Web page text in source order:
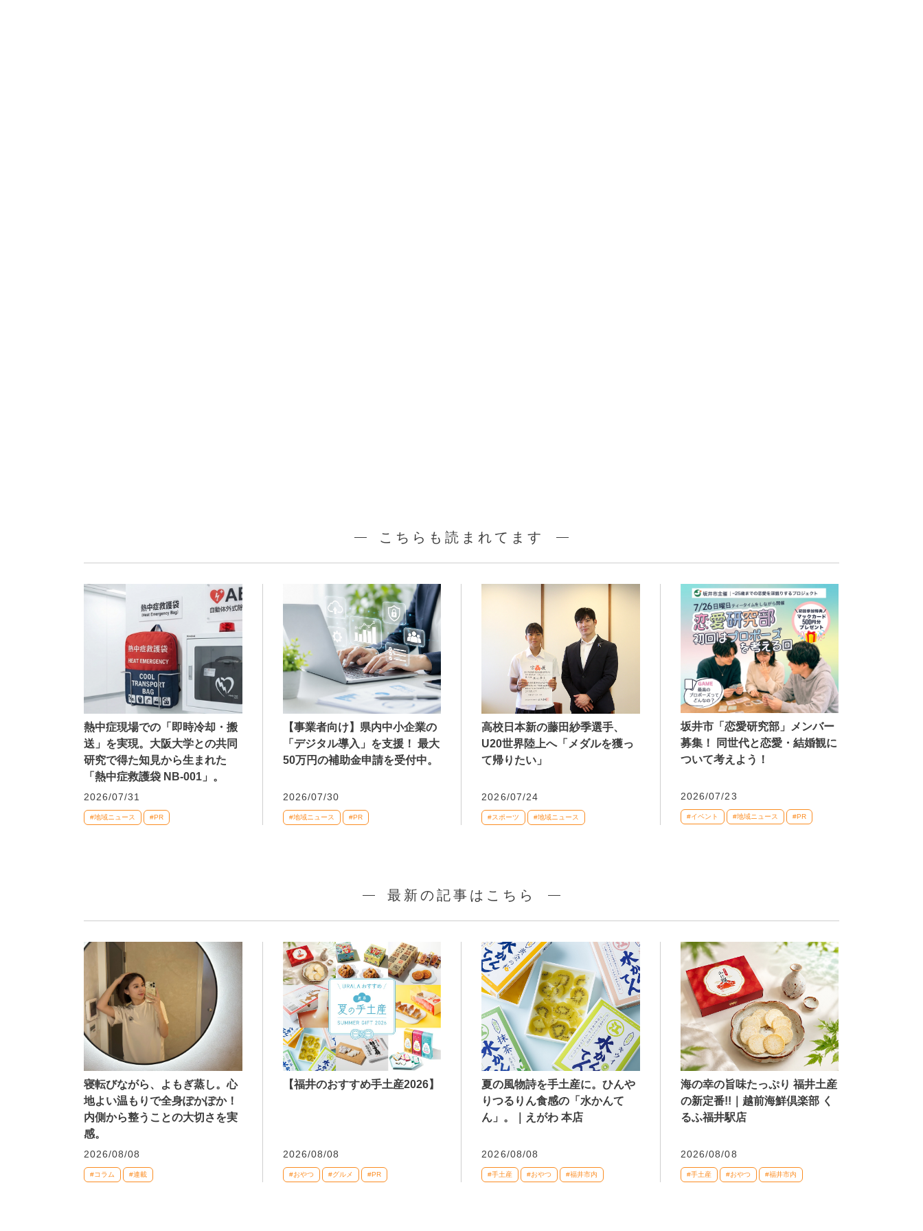
こちらも読まれてます
熱中症現場での「即時冷却・搬
送」を実現。大阪大学との共同
研究で得た知見から生まれた
「熱中症救護袋 NB-001」。
2026/07/31
#地域ニュース #PR
【事業者向け】県内中小企業の
「デジタル導入」を支援！ 最大
50万円の補助金申請を受付中。
2026/07/30
#地域ニュース #PR
高校日本新の藤田紗季選手、
U20世界陸上へ「メダルを獲っ
て帰りたい」
2026/07/24
#スポーツ #地域ニュース
坂井市「恋愛研究部」メンバー
募集！ 同世代と恋愛・結婚観に
ついて考えよう！
2026/07/23
#イベント #地域ニュース #PR
最新の記事はこちら
寝転びながら、よもぎ蒸し。心
地よい温もりで全身ぽかぽか！
内側から整うことの大切さを実
感。
2026/08/08
#コラム #連載
【福井のおすすめ手土産2026】
2026/08/08
#おやつ #グルメ #PR
夏の風物詩を手土産に。ひんや
りつるりん食感の「水かんて
ん」。｜えがわ 本店
2026/08/08
#手土産 #おやつ #福井市内
海の幸の旨味たっぷり 福井土産
の新定番!!｜越前海鮮倶楽部 く
るふ福井駅店
2026/08/08
#手土産 #おやつ #福井市内